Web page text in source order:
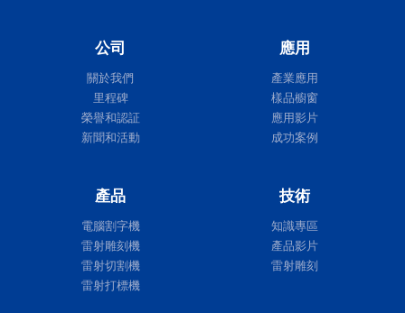
公司
關於我們
里程碑
榮譽和認証
新聞和活動
應用
產業應用
樣品櫥窗
應用影片
成功案例
產品
電腦割字機
雷射雕刻機
雷射切割機
雷射打標機
技術
知識專區
產品影片
雷射雕刻